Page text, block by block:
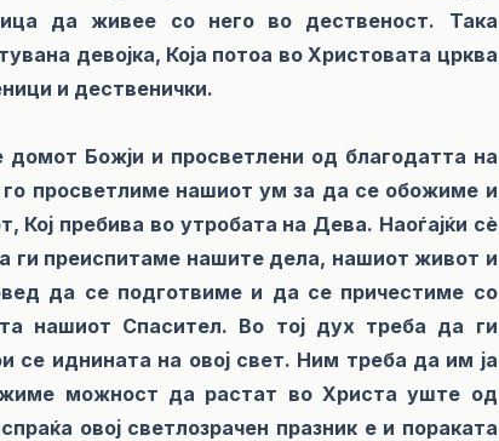
да живее со него во дественост. Така
девојка, Која потоа во Христовата црква
и дественички.
Божји и просветлени од благодатта на
просветлиме нашиот ум за да се обожиме и
пребива во утробата на Дева. Наоѓајќи сè
ги преиспитаме нашите дела, нашиот живот и
да се подготвиме и да се причестиме со
нашиот Спасител. Во тој дух треба да ги
се иднината на овој свет. Ним треба да им ја
можност да растат во Христа уште од
овој светлозрачен празник е и пораката